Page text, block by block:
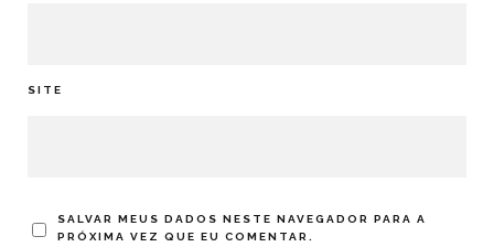
SITE
SALVAR MEUS DADOS NESTE NAVEGADOR PARA A
PRÓXIMA VEZ QUE EU COMENTAR.